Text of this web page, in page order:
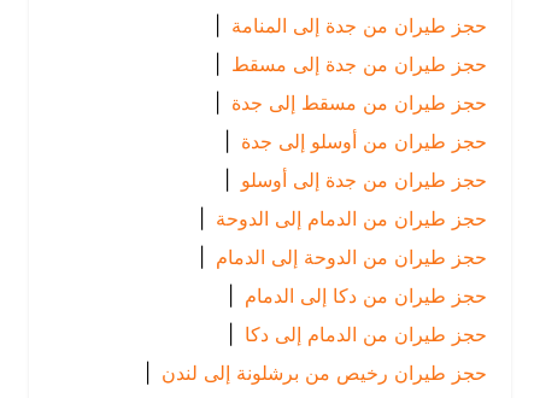
حجز طيران من جدة إلى المنامة |
حجز طيران من جدة إلى مسقط |
حجز طيران من مسقط إلى جدة
حجز طيران من أوسلو إلى جدة
حجز طيران من جدة إلى أوسلو
|
حجز طيران من الدمام إلى الدوحة |
حجز طيران من الدوحة إلى الدمام
|
حجز طيران من دكا إلى الدمام
|
حجز طيران من الدمام إلى دكا |
حجز طيران رخيص من برشلونة إلى لندن
|